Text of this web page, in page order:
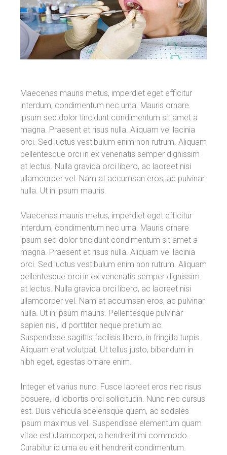
Maecenas mauris metus, imperdiet eget efficitur
interdum, condimentum nec urna. Mauris ornare
ipsum sed dolor tincidunt condimentum sit amet a
magna. Praesent et risus nulla. Aliquam vel lacinia
orci. Sed luctus vestibulum enim non rutrum. Aliquam
pellentesque orci in ex venenatis semper dignissim
at lectus. Nulla gravida orci libero, ac laoreet nisi
ullamcorper vel. Nam at accumsan eros, ac pulvinar
nulla. Ut in ipsum mauris.
Maecenas mauris metus, imperdiet eget efficitur
interdum, condimentum nec urna. Mauris ornare
ipsum sed dolor tincidunt condimentum sit amet a
magna. Praesent et risus nulla. Aliquam vel lacinia
orci. Sed luctus vestibulum enim non rutrum. Aliquam
pellentesque orci in ex venenatis semper dignissim
at lectus. Nulla gravida orci libero, ac laoreet nisi
ullamcorper vel. Nam at accumsan eros, ac pulvinar
nulla. Ut in ipsum mauris. Pellentesque pulvinar
sapien nisl, id porttitor neque pretium ac.
Suspendisse sagittis facilisis libero, in fringilla turpis.
Aliquam erat volutpat. Ut tellus justo, bibendum in
nibh eget, egestas ornare enim.
Integer et varius nunc. Fusce laoreet eros nec risus
posuere, id lobortis orci sollicitudin. Nunc nec cursus
est. Duis vehicula scelerisque quam, ac sodales
ipsum maximus vel. Suspendisse elementum quam
vitae est ullamcorper, a hendrerit mi commodo.
Curabitur id urna eu elit hendrerit condimentum.